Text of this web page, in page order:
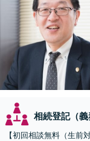
相続登記（義
【初回相談無料（生前